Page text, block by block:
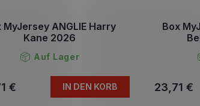
MyJersey ANGLIE Harry
Kane 2026
Auf Lager
€ IN DEN KORB
Box
23,71 €